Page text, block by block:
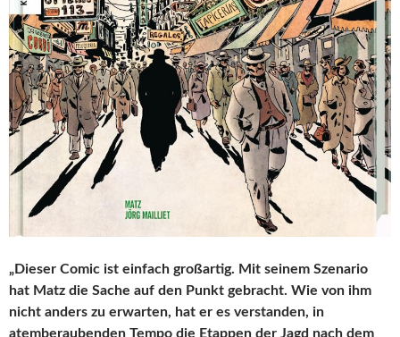
„Dieser Comic ist einfach großartig. Mit seinem Szenario
hat Matz die Sache auf den Punkt gebracht. Wie von ihm
nicht anders zu erwarten, hat er es verstanden, in
atemberaubenden Tempo die Etappen der Jagd nach dem